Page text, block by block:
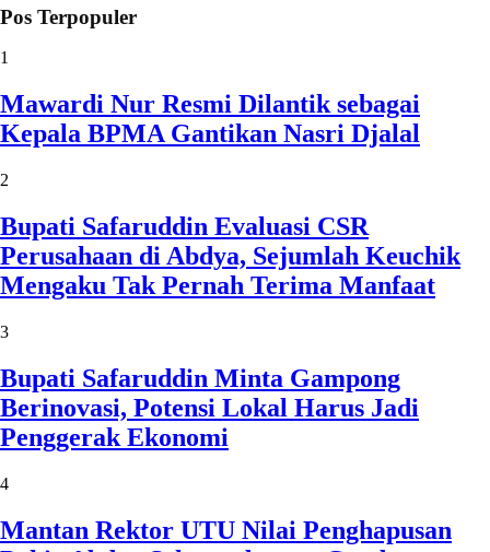
Pos Terpopuler
1
Mawardi Nur Resmi Dilantik sebagai
Kepala BPMA Gantikan Nasri Djalal
2
Bupati Safaruddin Evaluasi CSR
Perusahaan di Abdya, Sejumlah Keuchik
Mengaku Tak Pernah Terima Manfaat
3
Bupati Safaruddin Minta Gampong
Berinovasi, Potensi Lokal Harus Jadi
Penggerak Ekonomi
4
Mantan Rektor UTU Nilai Penghapusan